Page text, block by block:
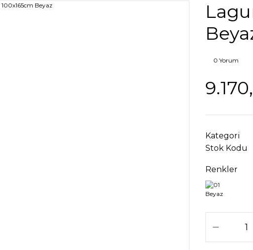
0 Yorum
Kategori
Stok Kodu
Renkler